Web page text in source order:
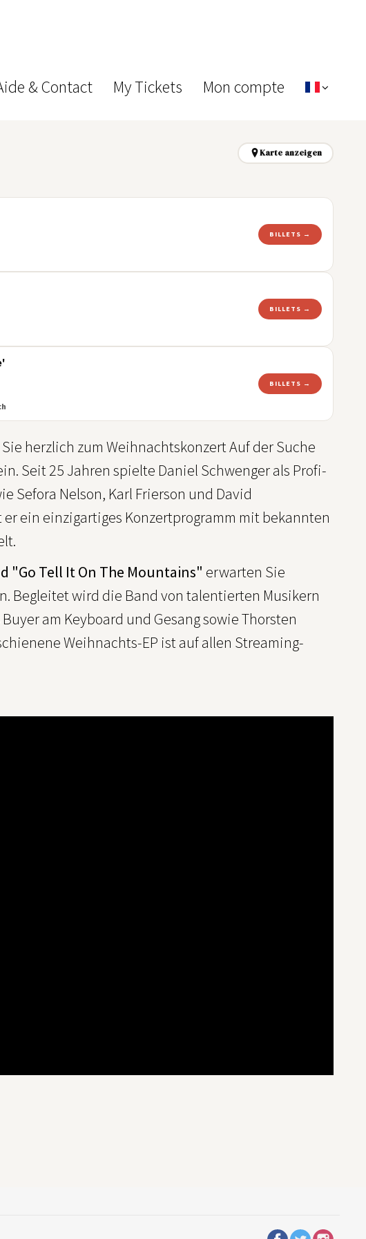
& Contact My Tickets Mon compte
Karte anzeigen
BILLETS →
BILLETS →
BILLETS →
herzlich zum Weihnachtskonzert Auf der Suche
Seit 25 Jahren spielte Daniel Schwenger als Profi-
Sefora Nelson, Karl Frierson und David
ein einzigartiges Konzertprogramm mit bekannten
"Go Tell It On The Mountains" erwarten Sie
Begleitet wird die Band von talentierten Musikern
am Keyboard und Gesang sowie Thorsten
Weihnachts-EP ist auf allen Streaming-